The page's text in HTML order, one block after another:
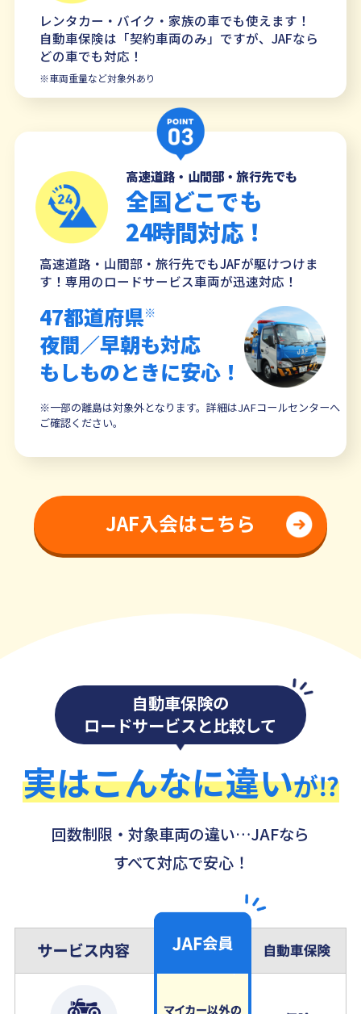
レンタカー・バイク・家族の車でも使えます！
自動車保険は「契約車両のみ」ですが、JAFなら
どの車でも対応！
※車両重量など対象外あり
高速道路・山間部・旅行先でも
全国どこでも
24時間対応！
高速道路・山間部・旅行先でもJAFが駆けつけま
す！専用のロードサービス車両が迅速対応！
47都道府県※
夜間／早朝も対応
もしものときに安心！
※一部の離島は対象外となります。詳細はJAFコールセンターへ
ご確認ください。
JAF入会はこちら
自動車保険の
ロードサービスと比較して
実はこんなに違いが⁉
回数制限・対象車両の違い…JAFなら
すべて対応で安心！